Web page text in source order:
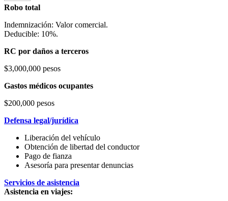
Robo total
Indemnización: Valor comercial.
Deducible: 10%.
RC por daños a terceros
$3,000,000 pesos
Gastos médicos ocupantes
$200,000 pesos
Defensa legal/jurídica
Liberación del vehículo
Obtención de libertad del conductor
Pago de fianza
Asesoría para presentar denuncias
Servicios de asistencia
Asistencia en viajes: